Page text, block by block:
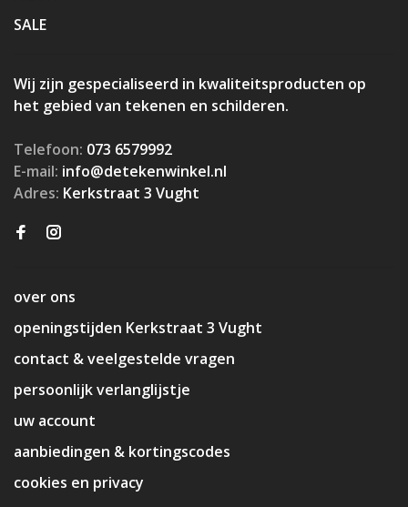
SALE
Wij zijn gespecialiseerd in kwaliteitsproducten op
het gebied van tekenen en schilderen.
Telefoon: 073 6579992
E-mail: info@detekenwinkel.nl
Adres: Kerkstraat 3 Vught
over ons
openingstijden Kerkstraat 3 Vught
contact & veelgestelde vragen
persoonlijk verlanglijstje
uw account
aanbiedingen & kortingscodes
cookies en privacy